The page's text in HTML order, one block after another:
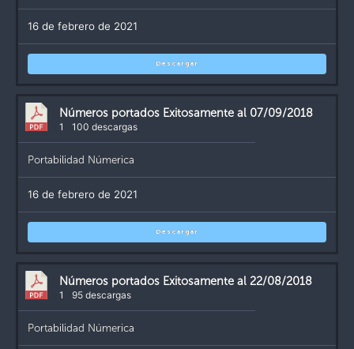
16 de febrero de 2021
Descargar
Números portados Exitosamente al 07/09/2018
1 100 descargas
Portabilidad Númerica
16 de febrero de 2021
Descargar
Números portados Exitosamente al 22/08/2018
1 95 descargas
Portabilidad Númerica